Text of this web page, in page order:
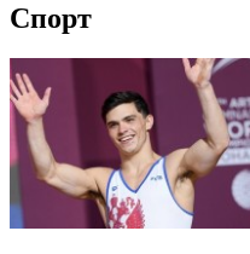
Спорт